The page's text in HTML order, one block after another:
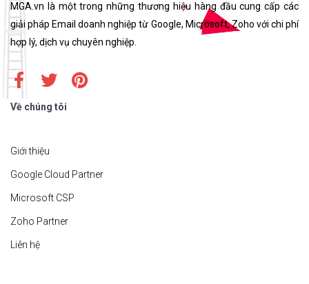
MGA.vn là một trong những thương hiệu hàng đầu cung cấp các
giải pháp Email doanh nghiệp từ Google, Microsoft, Zoho với chi phí
hợp lý, dịch vụ chuyên nghiệp.
Về chúng tôi
Giới thiệu
Google Cloud Partner
Microsoft CSP
Zoho Partner
Liên hệ